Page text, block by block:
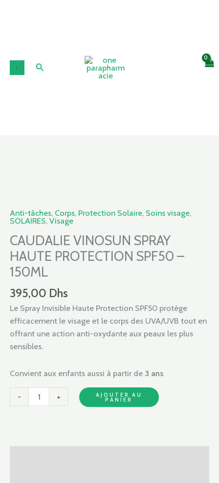
Rechercher
Anti-tâches, Corps, Protection Solaire, Soins visage,
SOLAIRES, Visage
CAUDALIE VINOSUN SPRAY
HAUTE PROTECTION SPF50 –
150ML
395,00 Dhs
Le Spray Invisible Haute Protection SPF50 protège
efficacement le visage et le corps des UVA/UVB tout en
offrant une action anti-oxydante aux peaux les plus
sensibles.
Convient aux enfants aussi à partir de 3 ans
-
VINOSUN
SPRAY
HAUTE
PROTECTION
SPF50
–
150ML
+ AJOUTER AU
PANIER